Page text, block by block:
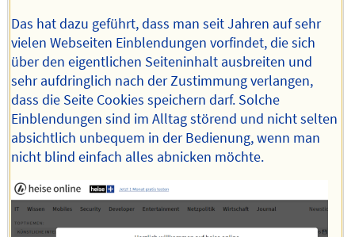
Das hat dazu geführt, dass man seit Jahren auf sehr
vielen Webseiten Einblendungen vorfindet, die sich
über den eigentlichen Seiteninhalt ausbreiten und
sehr aufdringlich nach der Zustimmung verlangen,
dass die Seite Cookies speichern darf. Solche
Einblendungen sind im Alltag störend und nicht selten
absichtlich unbequem in der Bedienung, wenn man
nicht blind einfach alles abnicken möchte.